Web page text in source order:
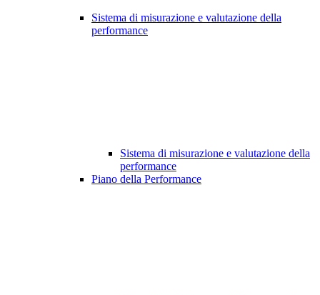
Sistema di misurazione e valutazione della
performance
Sistema di misurazione e valutazione della
performance
Piano della Performance